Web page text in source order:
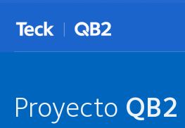
Proyecto QB2